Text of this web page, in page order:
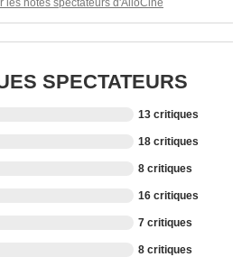
les notes spectateurs d'AlloCiné
SPECTATEURS
13 critiques
18 critiques
8 critiques
16 critiques
7 critiques
8 critiques